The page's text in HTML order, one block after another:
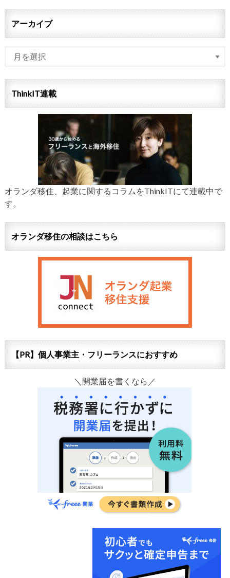
アーカイブ
ThinkIT連載
オランダ移住、起業に関するコラムをThinkITにて連載中で
す。
オランダ移住の相談はこちら
【PR】個人事業主・フリーランスにおすすめ
＼開業届を書くなら／